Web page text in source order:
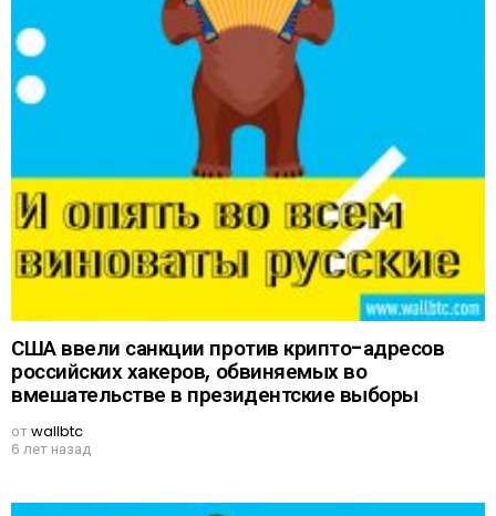
США ввели санкции против крипто-адресов
российских хакеров, обвиняемых во
вмешательстве в президентские выборы
отwallbtc
6 лет назад